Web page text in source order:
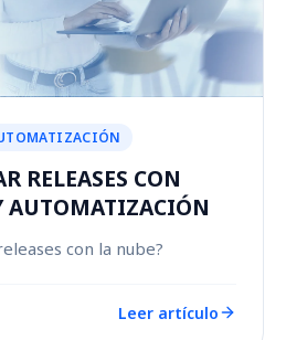
RELEASES CON
AUTOMATIZACIÓN
con la nube?
Leer artículo